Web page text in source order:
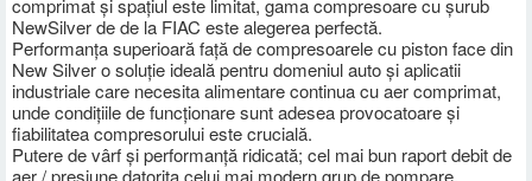
comprimat și spațiul este limitat, gama compresoare cu șurub
NewSilver de de la FIAC este alegerea perfectă.
Performanța superioară față de compresoarele cu piston face din
New Silver o soluție ideală pentru domeniul auto și aplicatii
industriale care necesita alimentare continua cu aer comprimat,
unde condițiile de funcționare sunt adesea provocatoare și
fiabilitatea compresorului este crucială.
Putere de vârf și performanță ridicată; cel mai bun raport debit de
aer / presiune datorita celui mai modern grup de pompare.